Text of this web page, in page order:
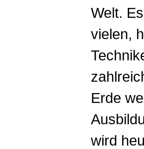
Welt.
vielen,
Erde
wird